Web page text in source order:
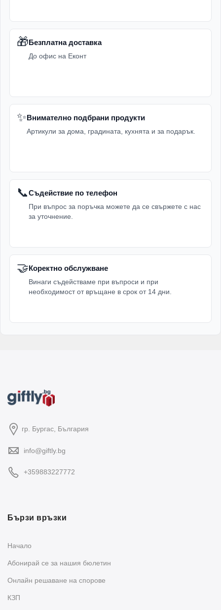
🎁Безплатна доставка
До офис на Еконт
✨Внимателно подбрани продукти
Артикули за дома, градината, кухнята и за подарък.
📞Съдействие по телефон
При въпрос за поръчка можете да се свържете с нас
за уточнение.
🤝Коректно обслужване
Винаги съдействаме при въпроси и при
необходимост от връщане в срок от 14 дни.
гр. Бургас, България
info@giftly.bg
+359883227772
Бързи връзки
Начало
Абонирай се за нашия бюлетин
Oнлайн решаване на спорове
КЗП